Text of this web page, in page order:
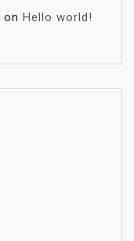
on Hello world!